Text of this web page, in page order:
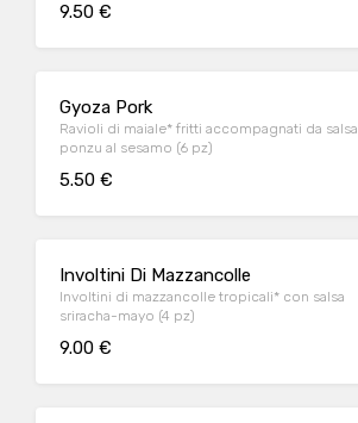
9.50 €
Gyoza Pork
Ravioli di maiale* fritti accompagnati da salsa
ponzu al sesamo (6 pz)
5.50 €
Involtini Di Mazzancolle
Involtini di mazzancolle tropicali* con salsa
sriracha-mayo (4 pz)
9.00 €